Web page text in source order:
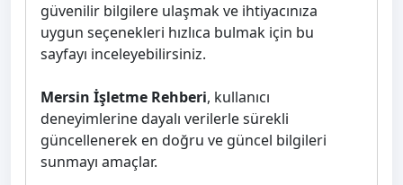
güvenilir bilgilere ulaşmak ve ihtiyacınıza
uygun seçenekleri hızlıca bulmak için bu
sayfayı inceleyebilirsiniz.
Mersin İşletme Rehberi, kullanıcı
deneyimlerine dayalı verilerle sürekli
güncellenerek en doğru ve güncel bilgileri
sunmayı amaçlar.